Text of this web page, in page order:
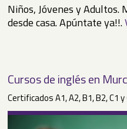
Niños, Jóvenes y Adultos.
desde casa. Apúntate ya!!.
Cursos de inglés en
Certificados A1, A2, B1, B2, C1 y